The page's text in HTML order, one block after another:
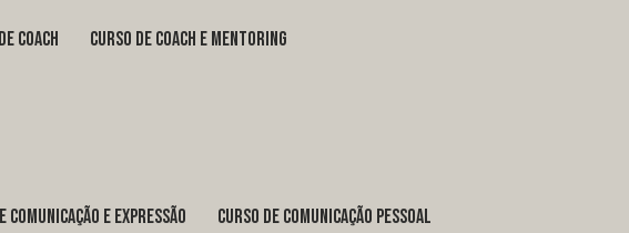
coach curso de coach e mentoring
comunicação e expressão curso de comunicação pessoal